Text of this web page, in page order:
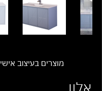
מוצרים בעיצוב אישי